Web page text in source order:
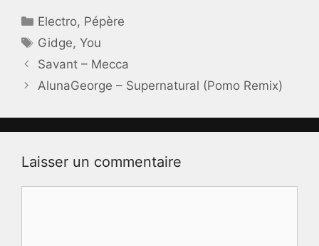
Catégories
Electro, Pépère
Étiquettes
Gidge,You
Savant – Mecca
AlunaGeorge – Supernatural (Pomo Remix)
Laisser un commentaire